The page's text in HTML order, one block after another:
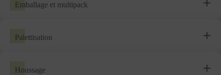
Emballage et multipack
Palettisation
Houssage